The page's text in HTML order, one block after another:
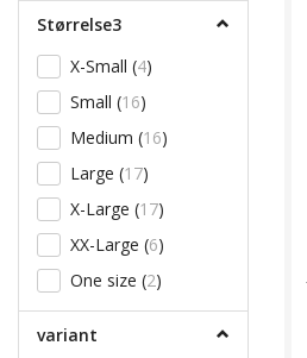
Størrelse3
X-Small (4)
Small (16)
Medium (16)
Large (17)
X-Large (17)
XX-Large (6)
One size (2)
variant